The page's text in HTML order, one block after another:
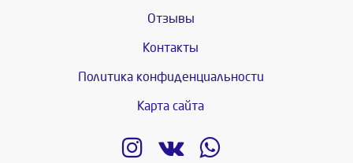
Отзывы
Контакты
Политика конфиденциальности
Карта сайта